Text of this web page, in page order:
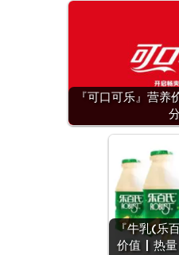
『可口可乐』营
『牛乳(乐
价值 | 热